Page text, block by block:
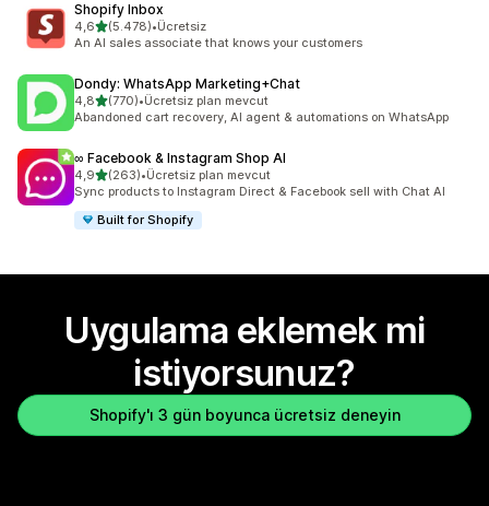
Shopify Inbox
4,65 yıldız üzerinden
(5.478)
toplam 5478 değerlendirme
•Ücretsiz
An AI sales associate that knows your customers
Dondy: WhatsApp Marketing+Chat
4,85 yıldız üzerinden
(770)
toplam 770 değerlendirme
•Ücretsiz plan mevcut
Abandoned cart recovery, AI agent & automations on WhatsApp
∞ Facebook & Instagram Shop AI
4,95 yıldız üzerinden
(263)
toplam 263 değerlendirme
•Ücretsiz plan mevcut
Sync products to Instagram Direct & Facebook sell with Chat AI
Built for Shopify
Uygulama eklemek mi
istiyorsunuz?
Shopify'ı 3 gün boyunca ücretsiz deneyin